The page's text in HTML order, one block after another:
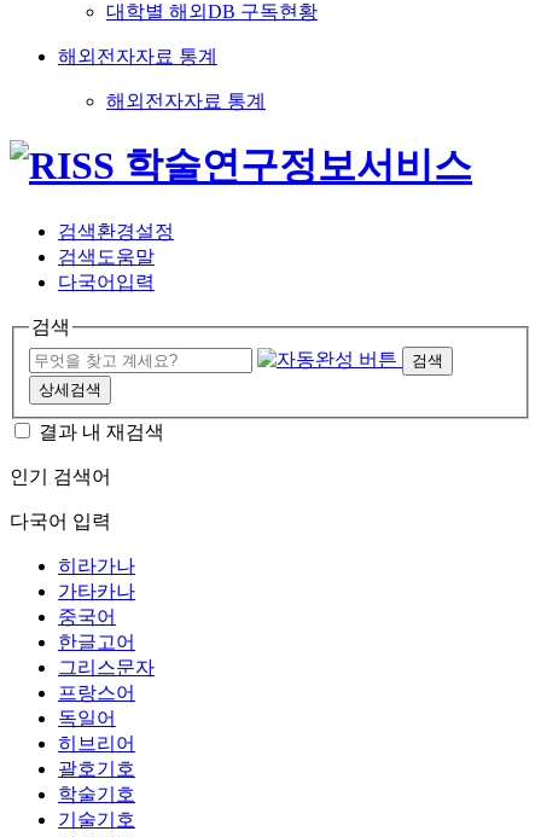
대학별 해외DB 구독현황
해외전자자료 통계
해외전자자료 통계
검색환경설정
검색도움말
다국어입력
검색
검색
상세검색
결과 내 재검색
인기 검색어
다국어 입력
히라가나
가타카나
중국어
한글고어
그리스문자
프랑스어
독일어
히브리어
괄호기호
학술기호
기술기호